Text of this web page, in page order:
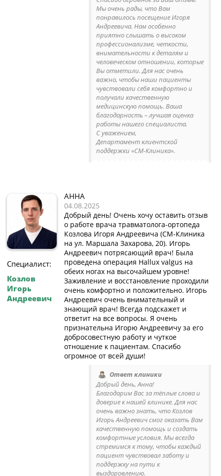
Мы очень рады, что Вам
понравилось посещение Игоря
Андреевича. Нам особенно
приятно слышать о высоком
профессионализме, четкости,
внимательности к деталям и
человеческом отношении, которые
Вы отметили. Для нас очень
важно, чтобы наши пациенты
чувствовали себя комфортно и
получали качественную
медицинскую помощь. Ваша
благодарность – лучшая оценка
работы нашего специалиста.
С уважением,
Департамент клиентской
поддержки «СМ-Клиника».
Специалист:
Козлов
Игорь
Андреевич
АННА
04.08.2025
Добрый день! Очень хочу оставить отзыв
о работе врача травматолога-ортопеда
Козлова Игоря Андреевича (СМ-Клиника
на ул. Маршала Захарова, 20). Игорь
Андреевич потрясающий врач! Была
проведена операция Hallux valgus на
обеих ногах на высочайшем уровне!
Заживление и восстановление проходили
очень комфортно и положительно. Игорь
Андреевич очень внимательный и
знающий врач! Всегда подскажет и
ответит на все вопросы. Я очень
признательна Игорю Андреевичу за его
добросовестную работу и чуткое
отношение к пациентам. Спасибо
огромное от всей души!
Ответ клиники
Добрый день, Анна!
Благодарим Вас за тёплые слова и
доверие к нашей клинике. Для нас
очень важно знать, что Козлов
Игорь Андреевич смог оказать Вам
качественную помощь и создать
комфортные условия. Мы всегда
стремимся к тому, чтобы каждый
пациент чувствовал заботу и
поддержку на пути к
выздоровлению.